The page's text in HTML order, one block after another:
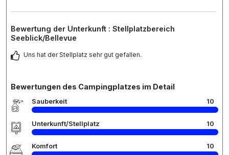
Bewertung der Unterkunft : Stellplatzbereich
Seeblick/Bellevue
Uns hat der Stellplatz sehr gut gefallen.
Bewertungen des Campingplatzes im Detail
Sauberkeit 10
Unterkunft/Stellplatz 10
Komfort 10